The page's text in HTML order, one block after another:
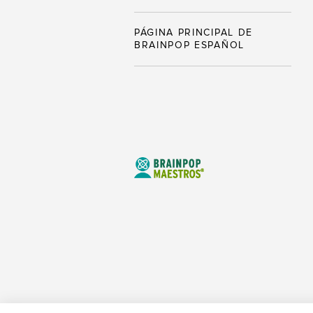
PÁGINA PRINCIPAL DE
BRAINPOP ESPAÑOL